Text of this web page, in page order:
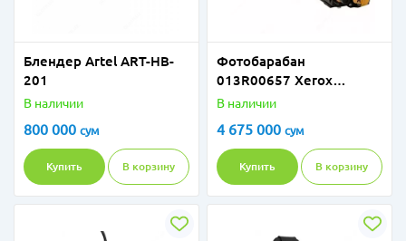
Блендер Artel ART-HB-
201
В наличии
800 000 сум
Купить В корзину
Фотобарабан
013R00657 Xerox
WorkCentre
(67 000 стр) Black
В наличии
4 675 000 сум
Купить В корзину